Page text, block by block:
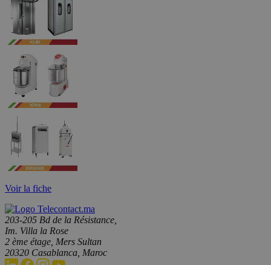
Voir la fiche
203-205 Bd de la Résistance,
Im. Villa la Rose
2 ème étage, Mers Sultan
20320 Casablanca, Maroc